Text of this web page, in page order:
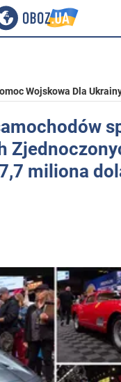
Wojskowa Dla
miliona